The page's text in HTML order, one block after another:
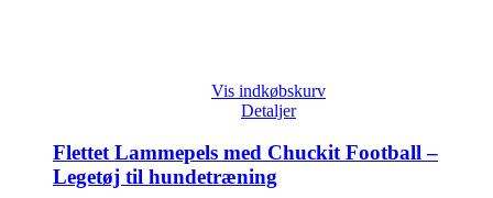
Vis indkøbskurv
Detaljer
Flettet Lammepels med Chuckit Football –
Legetøj til hundetræning